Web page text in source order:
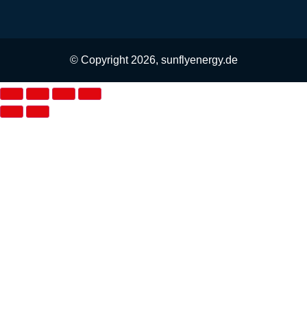
© Copyright 2026, sunflyenergy.de